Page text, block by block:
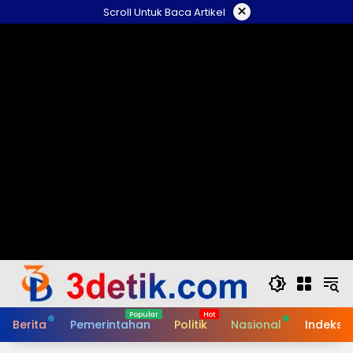
to
Scroll Untuk Baca Artikel ×
Berita Pemerintahan Politik Nasional Indeks